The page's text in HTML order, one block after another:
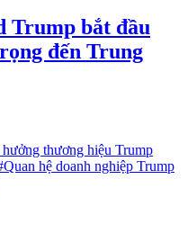
Trump bắt đầu
đến Trung
thương hiệu Trump
hệ doanh nghiệp Trump